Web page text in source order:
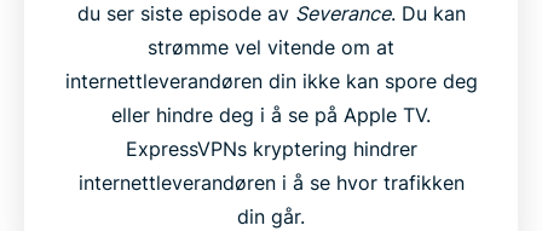
du ser siste episode av Severance. Du kan
strømme vel vitende om at
internettleverandøren din ikke kan spore deg
eller hindre deg i å se på Apple TV.
ExpressVPNs kryptering hindrer
internettleverandøren i å se hvor trafikken
din går.